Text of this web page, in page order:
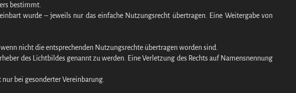
bestimmt.
wurde – jeweils nur das einfache Nutzungsrecht übertragen. Eine Weitergabe von
nicht die entsprechenden Nutzungsrechte übertragen worden sind.
des Lichtbildes genannt zu werden. Eine Verletzung des Rechts auf Namensnennung
bei gesonderter Vereinbarung.